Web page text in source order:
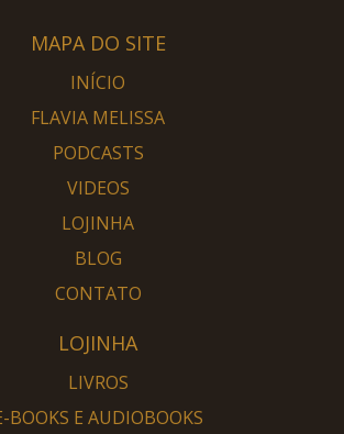
MAPA DO SITE
INÍCIO
FLAVIA MELISSA
PODCASTS
VIDEOS
LOJINHA
BLOG
CONTATO
LOJINHA
LIVROS
BOOKS E AUDIOBOOKS